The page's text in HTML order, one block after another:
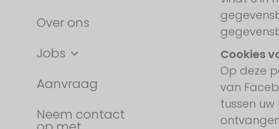
Cookies
Op deze
van
tussen
Over ons
Jobs
Aanvraag
Neem contact